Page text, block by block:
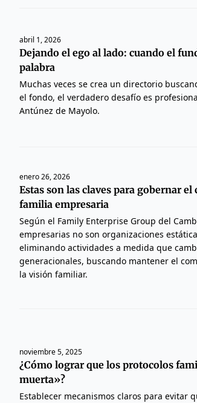
abril 1, 2026
Dejando el ego al lado: cuando el
palabra
Muchas veces se crea un directorio
el fondo, el verdadero desafío es
Antúnez de Mayolo.
enero 26, 2026
Estas son las claves para gobernar
familia empresaria
Según el Family Enterprise Group del
empresarias no son organizaciones
eliminando actividades a medida que
generacionales, buscando mantener el
la visión familiar.
noviembre 5, 2025
¿Cómo lograr que los protocolos
muerta»?
Establecer mecanismos claros para evitar